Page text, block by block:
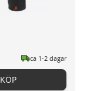
ca 1-2 dagar
KÖP